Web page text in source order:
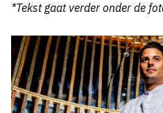
*Tekst gaat verder onder de